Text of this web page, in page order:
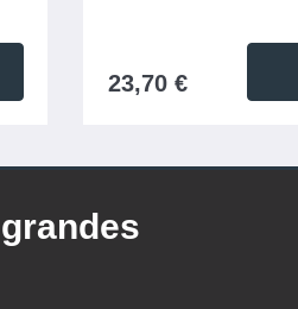
23,70 €